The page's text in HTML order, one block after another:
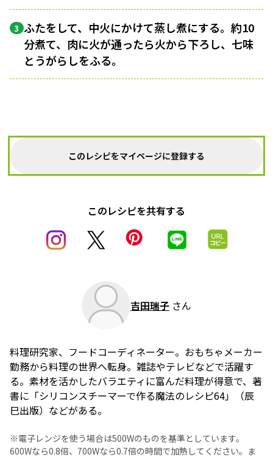
3 ふたをして、中火にかけて蒸し煮にする。約10
分煮て、肉に火が通ったら火から下ろし、七味
とうがらしをふる。
このレシピをマイページに登録する
このレシピを共有する
吉田瑞子 さん
料理研究家、フードコーディネーター。おもちゃメーカー
勤務から料理の世界へ転身。雑誌やテレビなどで活躍す
る。素材を活かしたバラエティに富んだ料理が得意で、著
書に「シリコンスチーマーで作る魔法のレシピ64」（辰
巳出版）などがある。
※電子レンジを使う場合は500Wのものを基準としています。
600Wなら0.8倍、700Wなら0.7倍の時間で加熱してください。ま